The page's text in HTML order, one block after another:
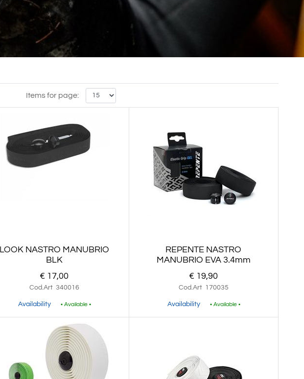
Items for page:
LOOK NASTRO MANUBRIO
BLK
€ 17,00
Cod.Art 340016
Availability • Available •
REPENTE NASTRO
MANUBRIO EVA 3.4mm
€ 19,90
Cod.Art 170035
Availability • Available •